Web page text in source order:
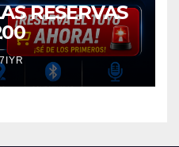
RESERVAS